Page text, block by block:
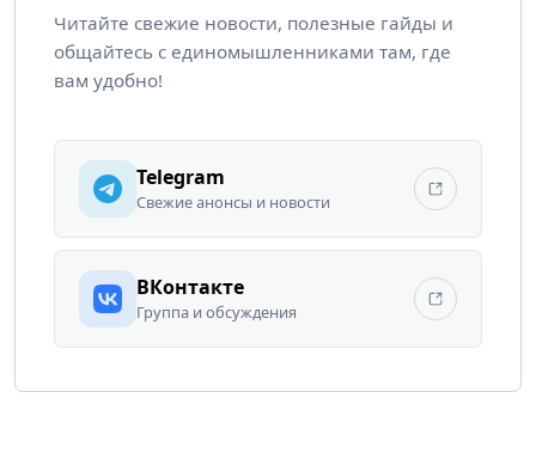
Читайте свежие новости, полезные гайды и
общайтесь с единомышленниками там, где
вам удобно!
Telegram
Свежие анонсы и новости
ВКонтакте
Группа и обсуждения